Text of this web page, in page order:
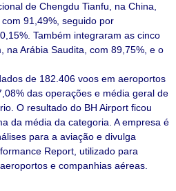
de Chengdu Tianfu, na China,
91,49%, seguido por
Também integraram as cinco
na Arábia Saudita, com 89,75%, e o
de 182.406 voos em aeroportos
das operações e média geral de
O resultado do BH Airport ficou
da média da categoria. A empresa é
para a aviação e divulga
Report, utilizado para
e companhias aéreas.